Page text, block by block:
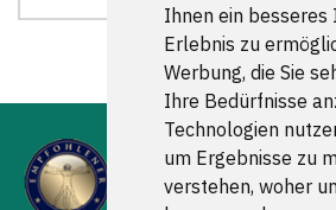
Ihnen ein
Erlebnis zu
Werbung, die Sie
Ihre Bedürfnisse
Technologien
um Ergebnisse zu
verstehen, woher